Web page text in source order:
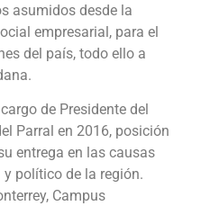
asumidos desde la
empresarial, para el
del país, todo ello a
de Presidente del
Parral en 2016, posición
entrega en las causas
político de la región.
Campus